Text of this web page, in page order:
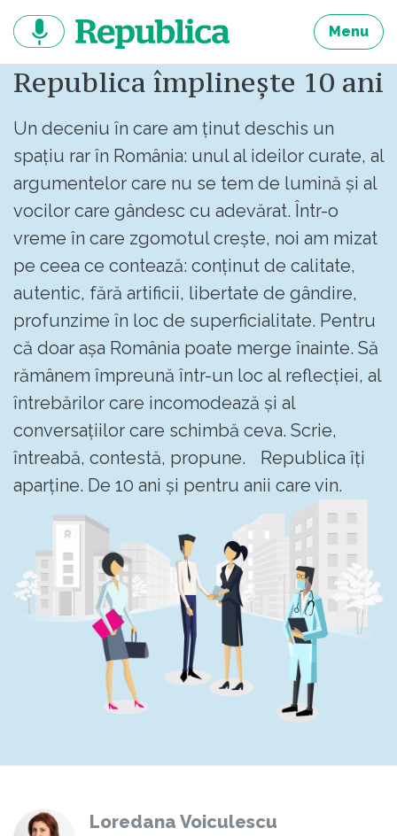
continut
Menu
Republica împlinește 10 ani
Un deceniu în care am ținut deschis un
spațiu rar în România: unul al ideilor curate, al
argumentelor care nu se tem de lumină și al
vocilor care gândesc cu adevărat. Într-o
vreme în care zgomotul crește, noi am mizat
pe ceea ce contează: conținut de calitate,
autentic, fără artificii, libertate de gândire,
profunzime în loc de superficialitate. Pentru
că doar așa România poate merge înainte. Să
rămânem împreună într-un loc al reflecției, al
întrebărilor care incomodează și al
conversațiilor care schimbă ceva. Scrie,
întreabă, contestă, propune. Republica îți
aparține. De 10 ani și pentru anii care vin.
Loredana Voiculescu